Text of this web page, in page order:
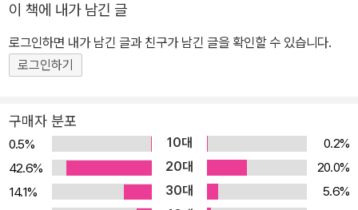
다. 강조된 키워드를 함께 알아 두세요. - 기출 선택지+α : 한능검은
나온 선택지가 또 나옵니다. 나올 만한 기출 선택지를 OX 문제로 더
살펴봄으로써 빈틈없이 대비할 수 있어요. - 핵심 개념 : 반복해서 출
제되는 핵심 개념을 정리하였어요. 큰별쌤의 모든 강의는 무료로 제
ar - 큰별쌤 최태성의 유튜브 공식채널 '별별 히스토리 채널'
이 책에 내가 남긴 글
로그인하면 내가 남긴 글과 친구가 남긴 글을 확인할 수 있습니다.
로그인하기
구매자 분포
0.5% 10대
0.2%
42.6%
20대
20.0%
14.1%
30대
5.6%